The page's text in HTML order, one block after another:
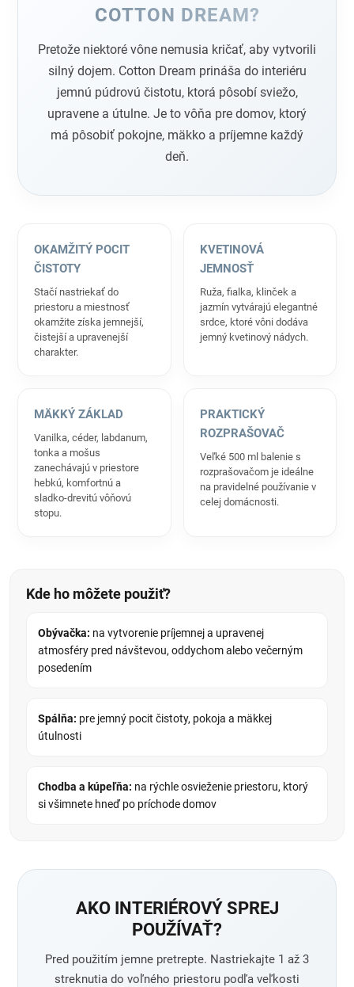
COTTON DREAM?
Pretože niektoré vône nemusia kričať, aby vytvorili
silný dojem. Cotton Dream prináša do interiéru
jemnú púdrovú čistotu, ktorá pôsobí sviežo,
upravene a útulne. Je to vôňa pre domov, ktorý
má pôsobiť pokojne, mäkko a príjemne každý
deň.
OKAMŽITÝ POCIT
ČISTOTY
Stačí nastriekať do
priestoru a miestnosť
okamžite získa jemnejší,
čistejší a upravenejší
charakter.
KVETINOVÁ
JEMNOSŤ
Ruža, fialka, klinček a
jazmín vytvárajú elegantné
srdce, ktoré vôni dodáva
jemný kvetinový nádych.
MÄKKÝ ZÁKLAD
Vanilka, céder, labdanum,
tonka a mošus
zanechávajú v priestore
hebkú, komfortnú a
sladko-drevitú vôňovú
stopu.
PRAKTICKÝ
ROZPRAŠOVAČ
Veľké 500 ml balenie s
rozprašovačom je ideálne
na pravidelné používanie v
celej domácnosti.
Kde ho môžete použiť?
Obývačka: na vytvorenie príjemnej a upravenej
atmosféry pred návštevou, oddychom alebo večerným
posedením
Spálňa: pre jemný pocit čistoty, pokoja a mäkkej
útulnosti
Chodba a kúpeľňa: na rýchle osvieženie priestoru, ktorý
si všimnete hneď po príchode domov
AKO INTERIÉROVÝ SPREJ
POUŽÍVAŤ?
Pred použitím jemne pretrepte. Nastriekajte 1 až 3
streknutia do voľného priestoru podľa veľkosti